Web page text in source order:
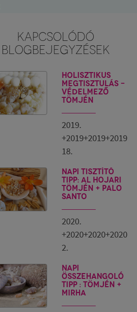
KAPCSOLÓDÓ
BLOGBEJEGYZÉSEK
Holisztikus
megtisztulás -
Védelmező
tömjén
2019.
+2019+2019+2019
18.
Napi tisztító
tipp: Al Hojari
tömjén + Palo
Santo
2020.
+2020+2020+2020
2.
Napi
összehangoló
tipp : tömjén +
mirha